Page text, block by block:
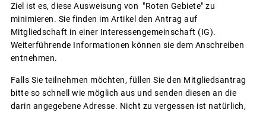
Ziel ist es, diese Ausweisung von "Roten Gebiete" zu
minimieren. Sie finden im Artikel den Antrag auf
Mitgliedschaft in einer Interessengemeinschaft (IG).
Weiterführende Informationen können sie dem Anschreiben
entnehmen.
Falls Sie teilnehmen möchten, füllen Sie den Mitgliedsantrag
bitte so schnell wie möglich aus und senden diesen an die
darin angegebene Adresse. Nicht zu vergessen ist natürlich,